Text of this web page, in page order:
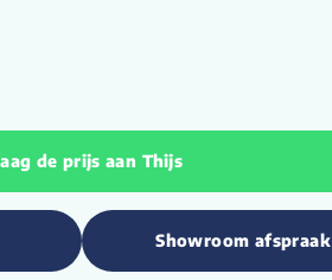
de prijs aan Thijs
Showroom afspraak